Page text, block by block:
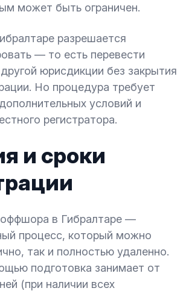
может быть ограничен.
разрешается
— то есть перевести
юрисдикции без закрытия
Но процедура требует
условий и
регистратора.
и сроки
оффшора в Гибралтаре —
процесс, который можно
так и полностью удаленно.
подготовка занимает от
(при наличии всех